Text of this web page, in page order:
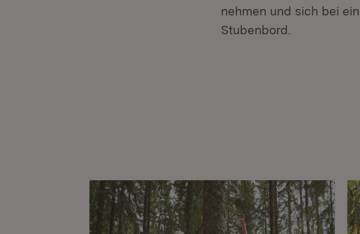
nehmen und sich bei
Stubenbord.